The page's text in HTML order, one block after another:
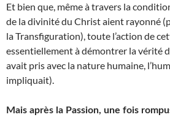
Et bien que, même à travers la
de la divinité du Christ aient rayonné
la Transfiguration), toute l’action de
essentiellement à démontrer la vérité
avait pris avec la nature humaine,
impliquait).
Mais après la Passion, une fois